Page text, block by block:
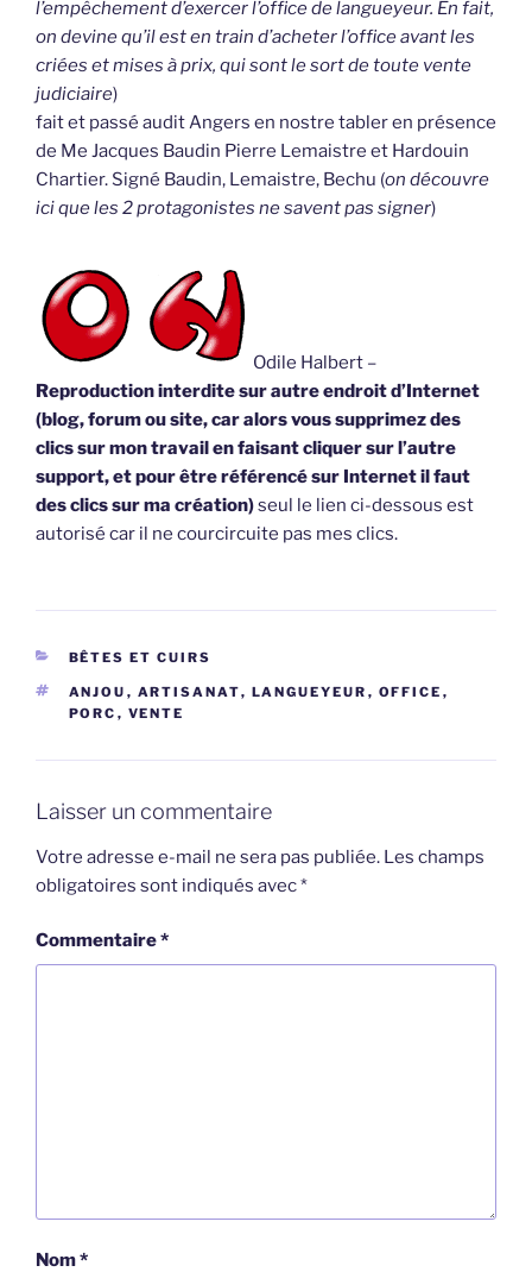
l’empêchement d’exercer l’office de langueyeur. En fait,
on devine qu’il est en train d’acheter l’office avant les
criées et mises à prix, qui sont le sort de toute vente
judiciaire)
fait et passé audit Angers en nostre tabler en présence
de Me Jacques Baudin Pierre Lemaistre et Hardouin
Chartier. Signé Baudin, Lemaistre, Bechu (on découvre
ici que les 2 protagonistes ne savent pas signer)
Odile Halbert –
Reproduction interdite sur autre endroit d’Internet
(blog, forum ou site, car alors vous supprimez des
clics sur mon travail en faisant cliquer sur l’autre
support, et pour être référencé sur Internet il faut
des clics sur ma création)seul le lien ci-dessous est
autorisé car il ne courcircuite pas mes clics.
CATÉGORIES
BÊTES ET CUIRS
ÉTIQUETTES
ANJOU , ARTISANAT, LANGUEYEUR , OFFICE ,
PORC , VENTE
Laisser un commentaire
Votre adresse e-mail ne sera pas publiée. Les champs
obligatoires sont indiqués avec*
Commentaire*
Nom*